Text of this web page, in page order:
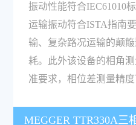
振动性能符合IEC61010
运输振动符合ISTA指南
输、复杂路况运输的颠
耗。此外该设备的相角
准要求，相位差测量精
MEGGER TTR330A三